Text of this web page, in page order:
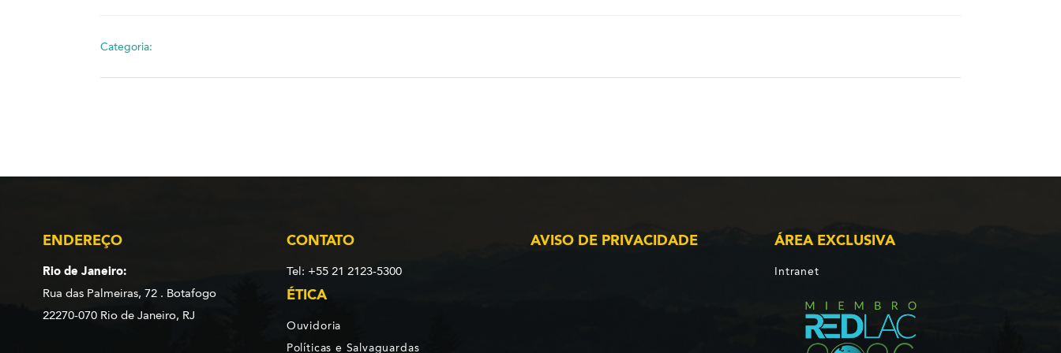
Categoria:
ENDEREÇO
Rio de Janeiro:
Rua das Palmeiras, 72 . Botafogo
22270-070 Rio de Janeiro, RJ
CONTATO
Tel: +55 21 2123-5300
AVISO DE PRIVACIDADE ÁREA EXCLUSIVA
Intranet
ÉTICA
Ouvidoria
Políticas e Salvaguardas